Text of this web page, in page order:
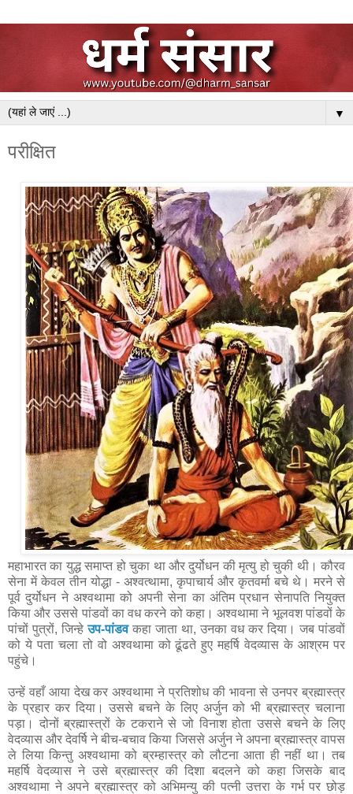
▼
परीक्षित
महाभारत का युद्ध समाप्त हो चुका था और दुर्योधन की मृत्यु हो चुकी थी। कौरव
सेना में केवल तीन योद्धा - अश्वत्थामा, कृपाचार्य और कृतवर्मा बचे थे। मरने से
पूर्व दुर्योधन ने अश्वथामा को अपनी सेना का अंतिम प्रधान सेनापति नियुक्त
किया और उससे पांडवों का वध करने को कहा। अश्वथामा ने भूलवश पांडवों के
पांचों पुत्रों, जिन्हेउप-पांडवकहा जाता था, उनका वध कर दिया। जब पांडवों
को ये पता चला तो वो अश्वथामा को ढूंढते हुए महर्षि वेदव्यास के आश्रम पर
पहुंचे।
उन्हें वहाँ आया देख कर अश्वथामा ने प्रतिशोध की भावना से उनपर ब्रह्मास्त्र
के प्रहार कर दिया। उससे बचने के लिए अर्जुन को भी ब्रह्मास्त्र चलाना
पड़ा। दोनों ब्रह्मास्त्रों के टकराने से जो विनाश होता उससे बचने के लिए
वेदव्यास और देवर्षि ने बीच-बचाव किया जिससे अर्जुन ने अपना ब्रह्मास्त्र वापस
ले लिया किन्तु अश्वथामा को ब्रम्हास्त्र को लौटना आता ही नहीं था। तब
महर्षि वेदव्यास ने उसे ब्रह्मास्त्र की दिशा बदलने को कहा जिसके बाद
अश्वथामा ने अपने ब्रह्मास्त्र को अभिमन्यु की पत्नी उत्तरा के गर्भ पर छोड़